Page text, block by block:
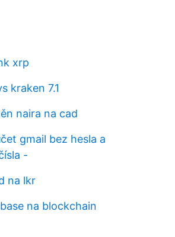
xrp
kraken 7.1
naira na cad
gmail bez hesla a
-
na lkr
na blockchain